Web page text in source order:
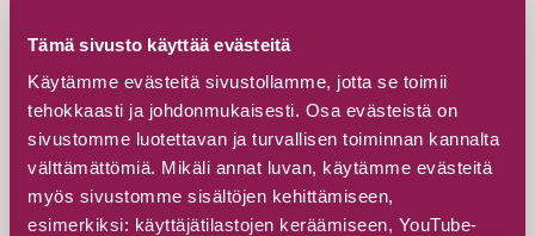
Tämä sivusto käyttää evästeitä
Käytämme evästeitä sivustollamme, jotta se toimii
tehokkaasti ja johdonmukaisesti. Osa evästeistä on
sivustomme luotettavan ja turvallisen toiminnan kannalta
välttämättömiä. Mikäli annat luvan, käytämme evästeitä
myös sivustomme sisältöjen kehittämiseen,
esimerkiksi: käyttäjätilastojen keräämiseen, YouTube-